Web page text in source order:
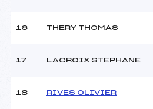
16 THERY THOMAS
17 LACROIX STEPHANE
18 RIVES OLIVIER